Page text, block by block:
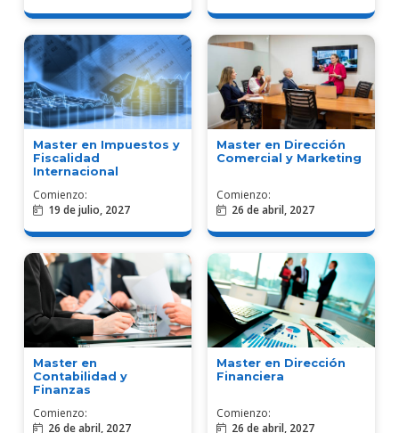
Master en Impuestos y
Fiscalidad
Internacional
Comienzo:
19 de julio, 2027
Master en Dirección
Comercial y Marketing
Comienzo:
26 de abril, 2027
Master en
Contabilidad y
Finanzas
Comienzo:
26 de abril, 2027
Master en Dirección
Financiera
Comienzo:
26 de abril, 2027